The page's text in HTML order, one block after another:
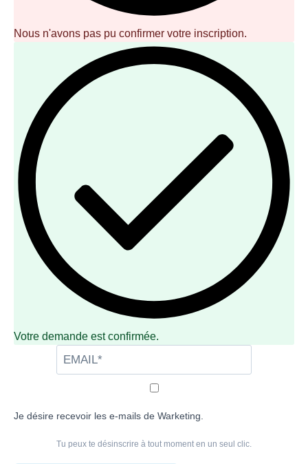
Nous n'avons pas pu confirmer votre inscription.
Votre demande est confirmée.
Je désire recevoir les e-mails de Warketing.
Tu peux te désinscrire à tout moment en un seul clic.